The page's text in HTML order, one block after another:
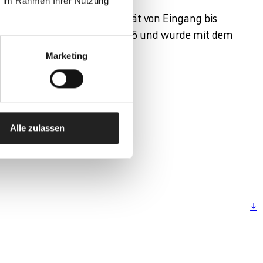
Marketing
Alle zulassen
stellen diese Qualität von Eingang bis
ISO 9001-2015 und wurde mit dem